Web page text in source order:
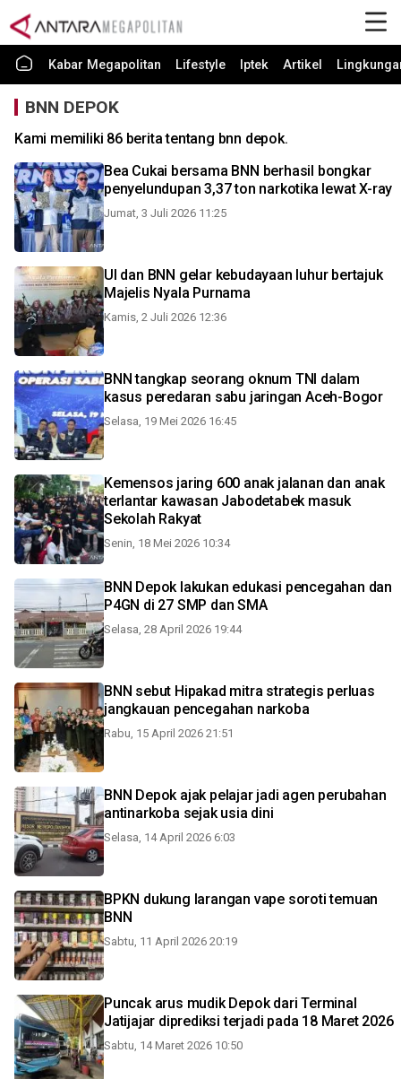
Kabar Megapolitan Lifestyle Iptek Artikel
BNN DEPOK
Kami memiliki 86 berita tentang bnn depok.
Bea Cukai bersama BNN berhasil bongkar
penyelundupan 3,37 ton narkotika lewat X-ray
Jumat, 3 Juli 2026 11:25
UI dan BNN gelar kebudayaan luhur bertajuk
Majelis Nyala Purnama
Kamis, 2 Juli 2026 12:36
BNN tangkap seorang oknum TNI dalam
kasus peredaran sabu jaringan Aceh-Bogor
Selasa, 19 Mei 2026 16:45
Kemensos jaring 600 anak jalanan dan anak
terlantar kawasan Jabodetabek masuk
Sekolah Rakyat
Senin, 18 Mei 2026 10:34
BNN Depok lakukan edukasi pencegahan dan
P4GN di 27 SMP dan SMA
Selasa, 28 April 2026 19:44
BNN sebut Hipakad mitra strategis perluas
jangkauan pencegahan narkoba
Rabu, 15 April 2026 21:51
BNN Depok ajak pelajar jadi agen perubahan
antinarkoba sejak usia dini
Selasa, 14 April 2026 6:03
BPKN dukung larangan vape soroti temuan
BNN
Sabtu, 11 April 2026 20:19
Puncak arus mudik Depok dari Terminal
Jatijajar diprediksi terjadi pada 18 Maret 2026
Sabtu, 14 Maret 2026 10:50